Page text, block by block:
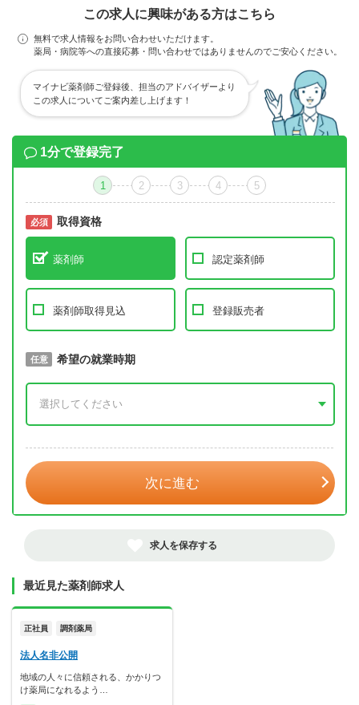
この求人に興味がある方はこちら
無料で求人情報をお問い合わせいただけます。
薬局・病院等への直接応募・問い合わせではありませんのでご安心ください。
マイナビ薬剤師ご登録後、担当のアドバイザーより
この求人についてご案内差し上げます！
1分で登録完了
1 2 3 4 5
必須 取得資格
薬剤師 認定薬剤師
薬剤師取得見込 登録販売者
必須 取得予定年
任意 希望の就業時期
次に進む
求人を保存する
最近見た薬剤師求人
正社員 調剤薬局
法人名非公開
地域の人々に信頼される、かかりつ
け薬局になれるよう…